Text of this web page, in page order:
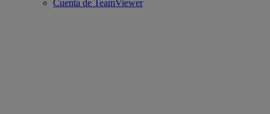
Cuenta de TeamViewer